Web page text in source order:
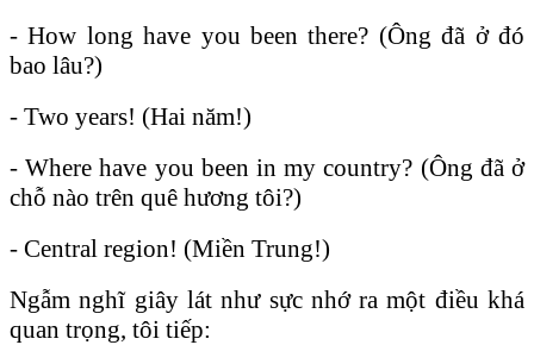
- How long have you been there? (Ông đã ở đó
bao lâu?)
- Two years! (Hai năm!)
- Where have you been in my country? (Ông đã ở
chỗ nào trên quê hương tôi?)
- Central region! (Miền Trung!)
Ngẫm nghĩ giây lát như sực nhớ ra một điều khá
quan trọng, tôi tiếp: